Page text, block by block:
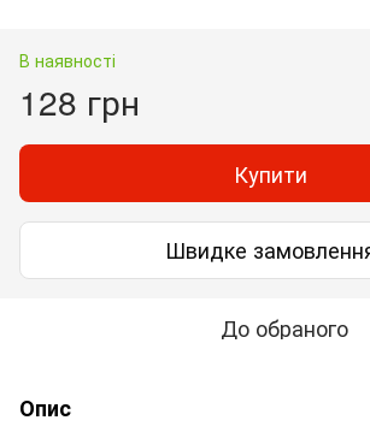
В наявності
128 грн
Купити
Швидке
До обраного
Опис